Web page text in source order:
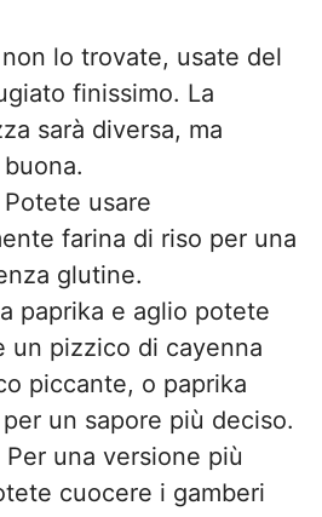
lo trovate, usate del
finissimo. La
sarà diversa, ma
Potete usare
farina di riso per una
glutine.
paprika e aglio potete
un pizzico di cayenna
piccante, o paprika
un sapore più deciso.
Per una versione più
cuocere i gamberi